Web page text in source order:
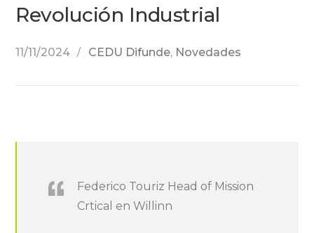
Revolución Industrial
11/11/2024 CEDU Difunde, Novedades
Federico Touriz Head of Mission
Crtical en Willinn